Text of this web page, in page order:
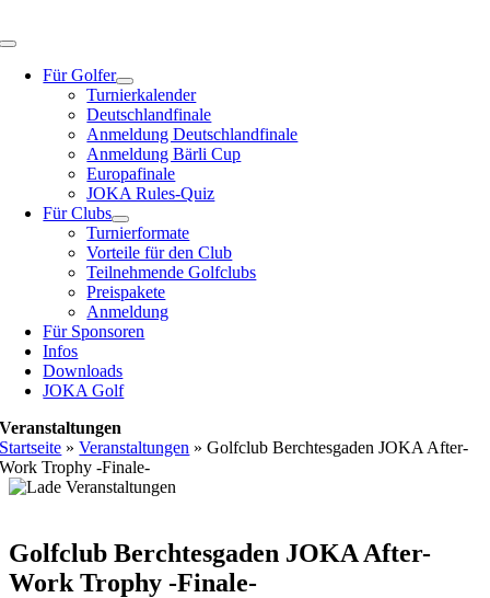
Inhalt
Toggle
NavigationFür Golfer
Turnierkalender
Deutschlandfinale
Anmeldung Deutschlandfinale
Anmeldung Bärli Cup
Europafinale
JOKA Rules-Quiz
Für Clubs
Turnierformate
Vorteile für den Club
Teilnehmende Golfclubs
Preispakete
Anmeldung
Für Sponsoren
Infos
Downloads
JOKA Golf
Veranstaltungen
Startseite »Veranstaltungen »Golfclub Berchtesgaden JOKA After-
Work Trophy -Finale-
Golfclub Berchtesgaden JOKA After-
Work Trophy -Finale-